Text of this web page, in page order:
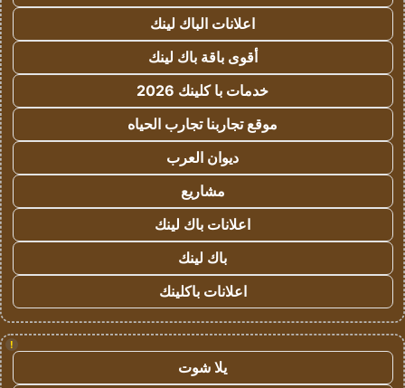
اعلانات الباك لينك
أقوى باقة باك لينك
خدمات با كلينك 2026
موقع تجاربنا تجارب الحياه
ديوان العرب
مشاريع
اعلانات باك لينك
باك لينك
اعلانات باكلينك
!
يلا شوت